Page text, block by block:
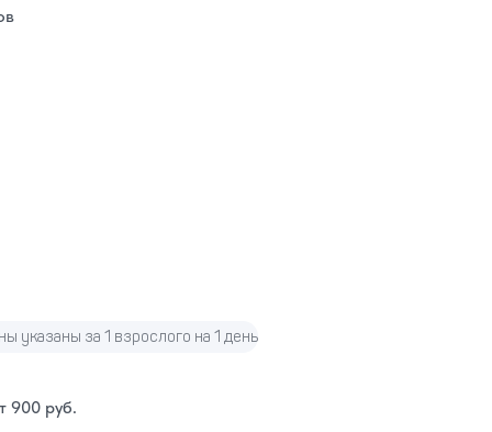
указаны за 1 взрослого на 1 день
900 руб.